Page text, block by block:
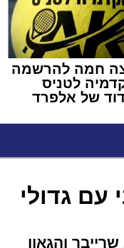
חמה להרשמה
לטניס
של אלפרד
עם גדולי
והגאון